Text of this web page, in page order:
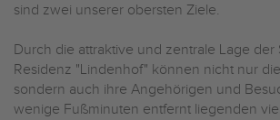
sind zwei unserer obersten Ziele.
Durch die attraktive und zentrale Lage der
Residenz "Lindenhof" können nicht nur
sondern auch ihre Angehörigen und
wenige Fußminuten entfernt liegenden